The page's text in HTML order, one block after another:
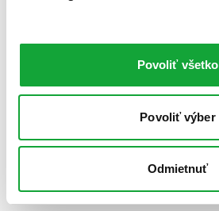
Povoliť všetko
Povoliť výber
Odmietnuť